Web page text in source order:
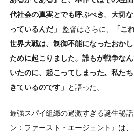
代社会の真実とでも呼ぶべき、大切
っているんだ」
監督はさらに、
「こ
世界大戦は、制御不能になったおか
ために起こりました。誰もが戦争な
いたのに、起こってしまった。私た
きているのです」 と語った。
最強スパイ組織の過激すぎる誕生秘
ン：ファースト・エージェント』は